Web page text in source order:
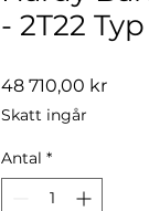
- 2T22
48 710,00 krPris
Skatt ingår
Antal *